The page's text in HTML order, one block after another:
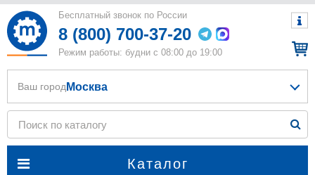
Бесплатный звонок по России
8 (800) 700-37-20
Режим работы: будни с 08:00 до 19:00
Каталог
Ваш город Москва